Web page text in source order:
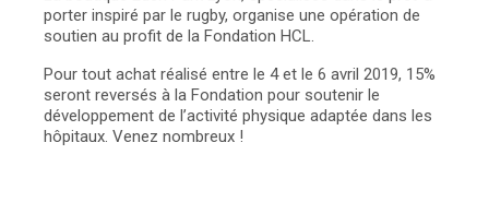
porter inspiré par le rugby, organise une opération de
soutien au profit de la Fondation HCL.
Pour tout achat réalisé entre le 4 et le 6 avril 2019, 15%
seront reversés à la Fondation pour soutenir le
développement de l’activité physique adaptée dans les
hôpitaux. Venez nombreux !